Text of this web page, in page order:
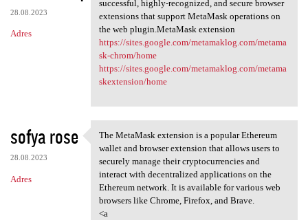
28.08.2023
Adres
successful, highly-recognized, and secure browser
extensions that support MetaMask operations on
the web plugin.MetaMask extension
https://sites.google.com/metamaklog.com/metama
sk-chrom/home
https://sites.google.com/metamaklog.com/metama
skextension/home
sofya rose
28.08.2023
Adres
The MetaMask extension is a
The MetaMask extension is a popular Ethereum
wallet and browser extension that allows users to
securely manage their cryptocurrencies and
interact with decentralized applications on the
Ethereum network. It is available for various web
browsers like Chrome, Firefox, and Brave.
<a